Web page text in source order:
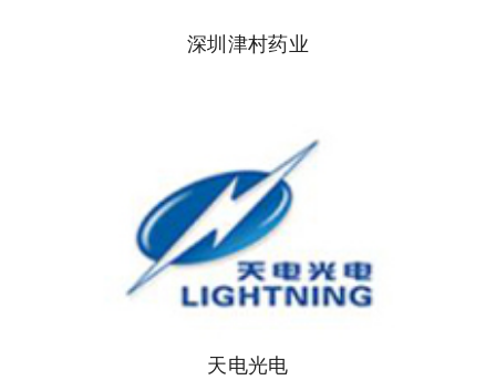
深圳津村药业
天电光电